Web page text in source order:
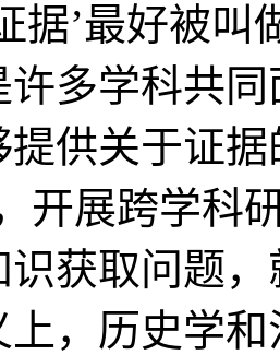
据’最好被叫
许多学科共
提供关于证
开展跨学科
识获取问题
上，历史学